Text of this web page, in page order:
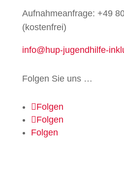
Aufnahmeanfrage: +49
(kostenfrei)
info@hup-jugendhilfe-
Folgen Sie uns …
Folgen
Folgen
Folgen